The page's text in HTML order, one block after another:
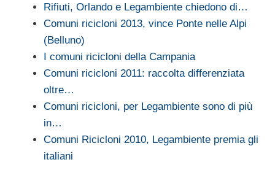
Rifiuti, Orlando e Legambiente chiedono di…
Comuni ricicloni 2013, vince Ponte nelle Alpi
(Belluno)
I comuni ricicloni della Campania
Comuni ricicloni 2011: raccolta differenziata
oltre…
Comuni ricicloni, per Legambiente sono di più
in…
Comuni Ricicloni 2010, Legambiente premia gli
italiani